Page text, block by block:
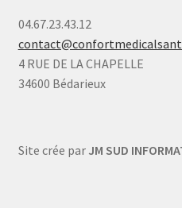
04.67.23.43.12
4 RUE DE LA CHAPELLE
34600 Bédarieux
Site crée par JM SUD